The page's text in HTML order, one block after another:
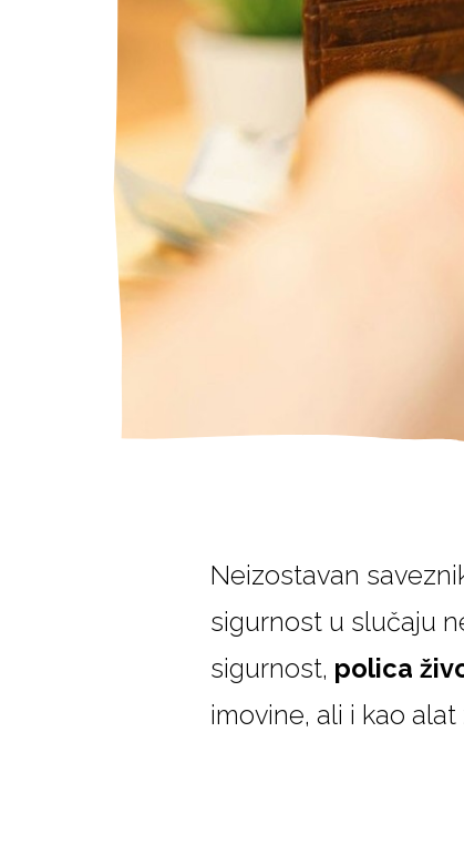
Neizostavan
sigurnost u slučaju
sigurnost, polica
imovine, ali i kao